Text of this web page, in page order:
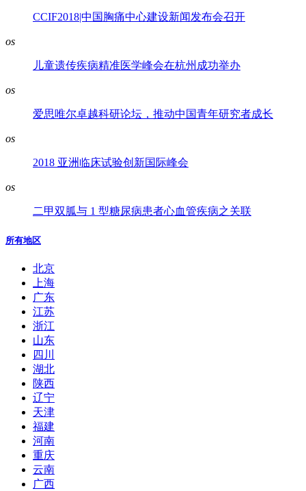
CCIF2018|中国胸痛中心建设新闻发布会召开
os
儿童遗传疾病精准医学峰会在杭州成功举办
os
爱思唯尔卓越科研论坛，推动中国青年研究者成长
os
2018 亚洲临床试验创新国际峰会
os
二甲双胍与 1 型糖尿病患者心血管疾病之关联
所有地区
北京
上海
广东
江苏
浙江
山东
四川
湖北
陕西
辽宁
天津
福建
河南
重庆
云南
广西